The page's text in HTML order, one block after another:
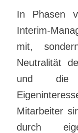
In Phasen
Interim-
mit,
Neutralität
und die
Mitarbeiter
durch